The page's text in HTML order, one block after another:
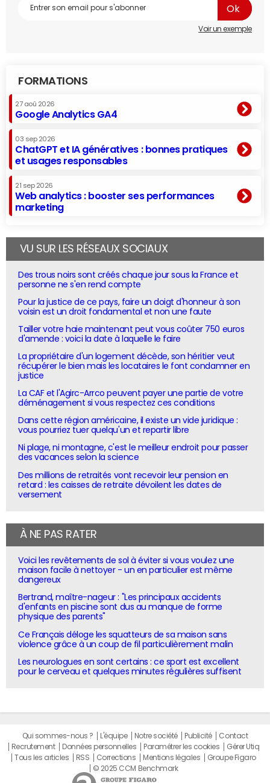
Voir un exemple
FORMATIONS
27 aoû 2026
Google Analytics GA4
03 sep 2026
ChatGPT et IA génératives : bonnes pratiques
et usages responsables
21 sep 2026
Web analytics : booster ses performances
marketing
VU SUR LES RÉSEAUX SOCIAUX
Des trous noirs sont créés chaque jour sous la France et
personne ne s'en rend compte
Pour la justice de ce pays, faire un doigt d'honneur à son
voisin est un droit fondamental et non une faute
Tailler votre haie maintenant peut vous coûter 750 euros
d'amende : voici la date à laquelle le faire
La propriétaire d'un logement décède, son héritier veut
récupérer le bien mais les locataires le font condamner en
justice
La CAF et l'Agirc-Arrco peuvent payer une partie de votre
déménagement si vous respectez ces conditions
Dans cette région américaine, il existe un vide juridique :
vous pourriez tuer quelqu'un et repartir libre
Ni plage, ni montagne, c'est le meilleur endroit pour passer
des vacances selon la science
Des millions de retraités vont recevoir leur pension en
retard : les caisses de retraite dévoilent les dates de
versement
À NE PAS RATER
Voici les revêtements de sol à éviter si vous voulez une
maison facile à nettoyer - un en particulier est même
dangereux
Bertrand, maître-nageur : "Les principaux accidents
d'enfants en piscine sont dus au manque de forme
physique des parents"
Ce Français déloge les squatteurs de sa maison sans
violence grâce à un coup de fil particulièrement malin
Les neurologues en sont certains : ce sport est excellent
pour le cerveau et quelques minutes régulières suffisent
Qui sommes-nous ? L'équipe Notre société Publicité
Contact
Recrutement
Données personnelles Paramétrer les cookies
Gérer Utiq
Tous les articles
RSS Corrections Mentions légales
Groupe Figaro
© 2025 CCM Benchmark